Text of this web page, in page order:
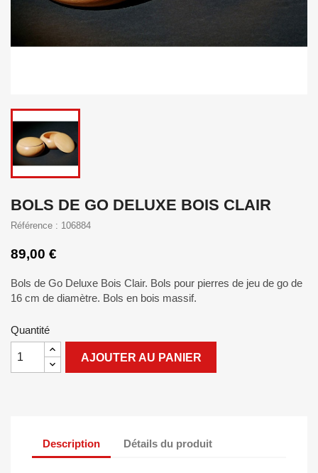
BOLS DE GO DELUXE BOIS CLAIR
Référence : 106884
89,00 €
Bols de Go Deluxe Bois Clair. Bols pour pierres de jeu de go de
16 cm de diamètre. Bols en bois massif.
Quantité
AJOUTER AU PANIER
Description Détails du produit